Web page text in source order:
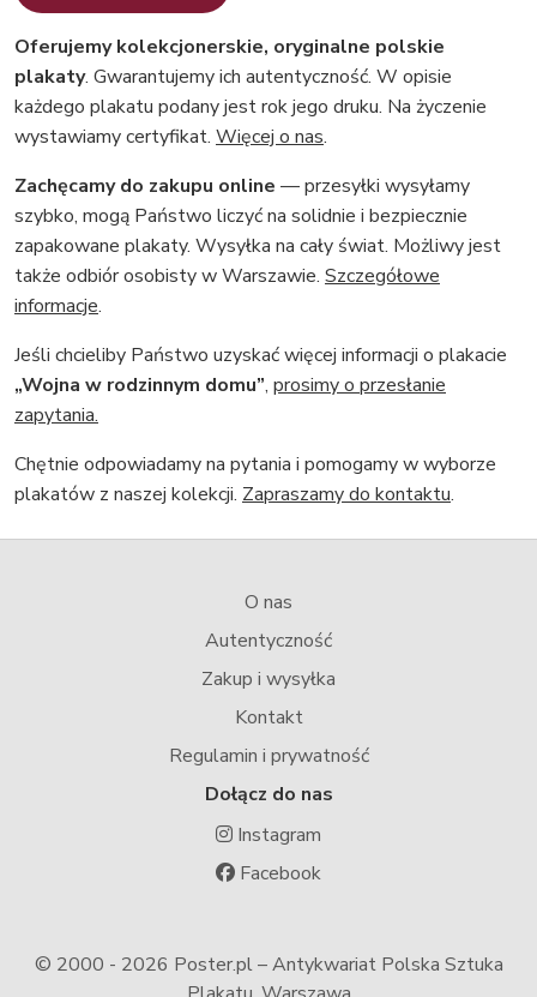
Oferujemy kolekcjonerskie, oryginalne polskie
plakaty. Gwarantujemy ich autentyczność. W opisie
każdego plakatu podany jest rok jego druku. Na życzenie
wystawiamy certyfikat. Więcej o nas.
Zachęcamy do zakupu online — przesyłki wysyłamy
szybko, mogą Państwo liczyć na solidnie i bezpiecznie
zapakowane plakaty. Wysyłka na cały świat. Możliwy jest
także odbiór osobisty w Warszawie. Szczegółowe
informacje.
Jeśli chcieliby Państwo uzyskać więcej informacji o plakacie
„Wojna w rodzinnym domu”, prosimy o przesłanie
zapytania.
Chętnie odpowiadamy na pytania i pomogamy w wyborze
plakatów z naszej kolekcji. Zapraszamy do kontaktu.
O nas
Autentyczność
Zakup i wysyłka
Kontakt
Regulamin i prywatność
Dołącz do nas
Instagram
Facebook
© 2000 - 2026 Poster.pl – Antykwariat Polska Sztuka